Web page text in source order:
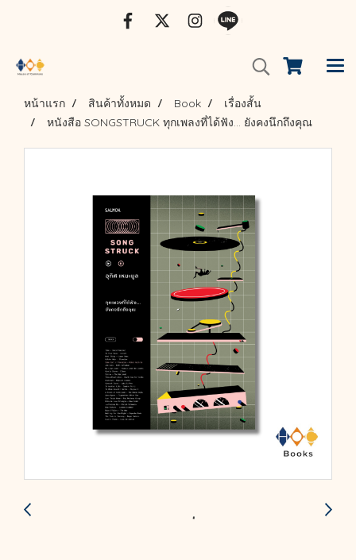
หน้าแรก สินค้าทั้งหมด Book
เรื่องสั้น
หนังสือ SONGSTRUCK ทุกเพลงที่ได้ฟัง… ยังคงนึกถึงคุณ